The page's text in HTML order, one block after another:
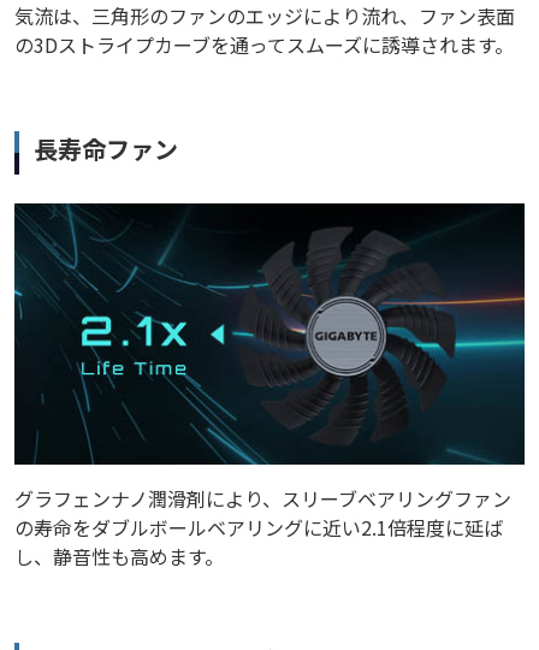
気流は、三角形のファンのエッジにより流れ、ファン表面
の3Dストライプカーブを通ってスムーズに誘導されます。
長寿命ファン
グラフェンナノ潤滑剤により、スリーブベアリングファン
の寿命をダブルボールベアリングに近い2.1倍程度に延ば
し、静音性も高めます。